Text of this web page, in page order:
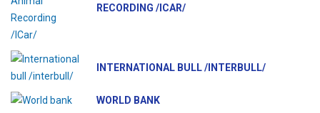
RECORDING /ICAR/
INTERNATIONAL BULL /INTERBULL/
WORLD BANK